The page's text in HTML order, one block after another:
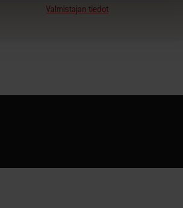
Valmistajan tiedot